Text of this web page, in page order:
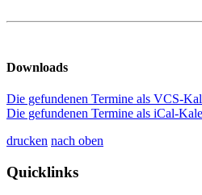
Downloads
Die gefundenen Termine als VCS-
Die gefundenen Termine als iCal-
drucken nach oben
Quicklinks